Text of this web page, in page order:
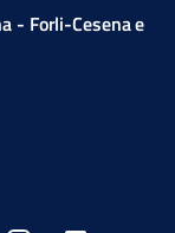
- Forli-Cesena e